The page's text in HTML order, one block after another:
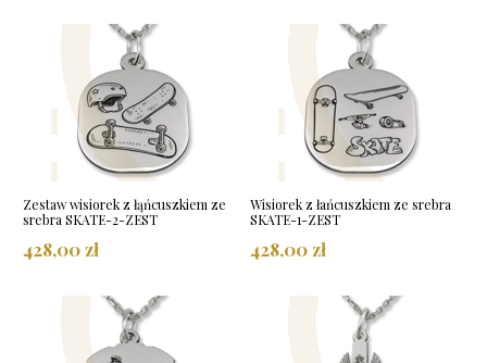
Zestaw wisiorek z łąńcuszkiem ze
srebra SKATE-2-ZEST
428,00 zł
Wisiorek z łańcuszkiem ze srebra
SKATE-1-ZEST
428,00 zł